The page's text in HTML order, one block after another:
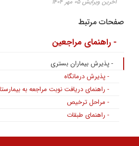
صفحات مرتبط
- راهنمای مراجعین
- پذیرش بیماران بستری
- پذیرش درمانگاه
- راهنمای دریافت نوبت مراجعه به
- مراحل ترخیص
- راهنمای طبقات